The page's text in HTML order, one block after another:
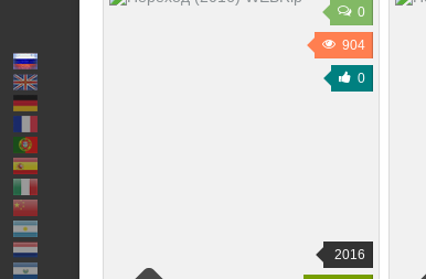
0
904
0
2016